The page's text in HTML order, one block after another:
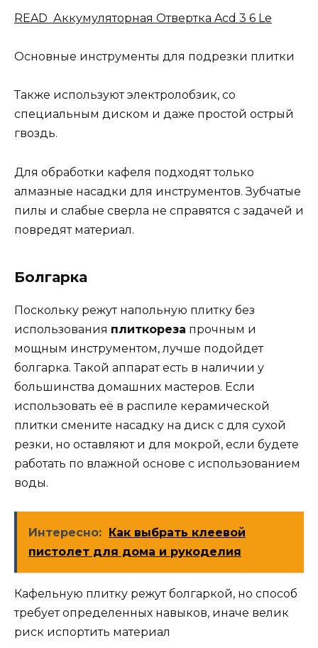
READ Аккумуляторная Отвертка Acd 3 6 Le
Основные инструменты для подрезки плитки
Также используют электролобзик, со
специальным диском и даже простой острый
гвоздь.
Для обработки кафеля подходят только
алмазные насадки для инструментов. Зубчатые
пилы и слабые сверла не справятся с задачей и
повредят материал.
Болгарка
Поскольку режут напольную плитку без
использования плиткореза прочным и
мощным инструментом, лучше подойдет
болгарка. Такой аппарат есть в наличии у
большинства домашних мастеров. Если
использовать её в распиле керамической
плитки смените насадку на диск с для сухой
резки, но оставляют и для мокрой, если будете
работать по влажной основе с использованием
воды.
Интересно: Как выбрать клеевой
пистолет для дома и рукоделия
Кафельную плитку режут болгаркой, но способ
требует определенных навыков, иначе велик
риск испортить материал